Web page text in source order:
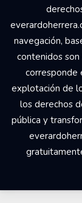
navegación,
contenidos
corresponde
explotación de
los derechos
pública y